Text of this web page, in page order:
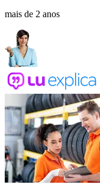
mais de 2 anos